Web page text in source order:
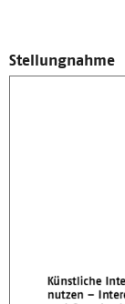
Stellungnahme